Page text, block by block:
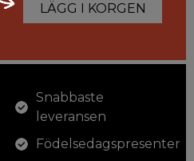
LÄGG I KORGEN
Snabbaste
leveransen
Födelsedagspresenter